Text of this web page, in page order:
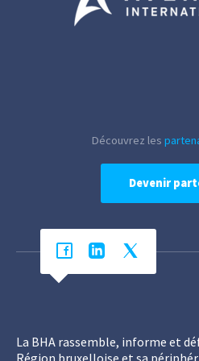
Découvrez les
Devenir
La BHA rassemble, informe et